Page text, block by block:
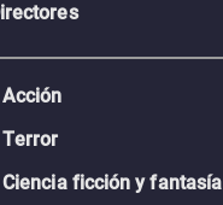
ficción y fantasía